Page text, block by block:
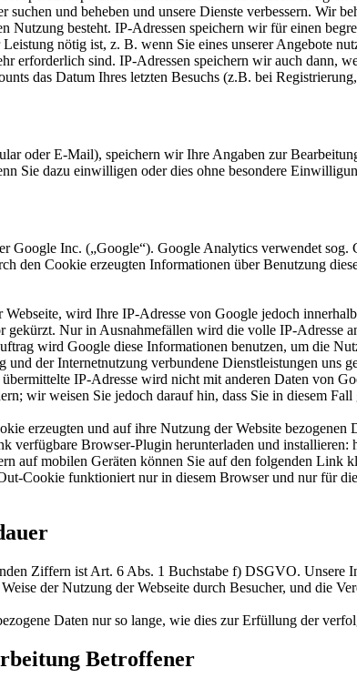
suchen und beheben und unsere Dienste verbessern. Wir
Nutzung besteht. IP-Adressen speichern wir für einen
nötig ist, z. B. wenn Sie eines unserer Angebote
erforderlich sind. IP-Adressen speichern wir auch dann,
das Datum Ihres letzten Besuchs (z.B. bei
oder E-Mail), speichern wir Ihre Angaben zur
Sie dazu einwilligen oder dies ohne besondere
Google Inc. („Google“). Google Analytics verwendet
den Cookie erzeugten Informationen über Benutzung
wird Ihre IP-Adresse von Google jedoch
gekürzt. Nur in Ausnahmefällen wird die volle IP-Adresse
wird Google diese Informationen benutzen, um die
der Internetnutzung verbundene Dienstleistungen uns
IP-Adresse wird nicht mit anderen Daten von
wir weisen Sie jedoch darauf hin, dass Sie in diesem
erzeugten und auf ihre Nutzung der Website
verfügbare Browser-Plugin herunterladen und installieren:
auf mobilen Geräten können Sie auf den folgenden Link
Cookie funktioniert nur in diesem Browser und nur für
Ziffern ist Art. 6 Abs. 1 Buchstabe f) DSGVO. Unsere
der Nutzung der Webseite durch Besucher, und die
Daten nur so lange, wie dies zur Erfüllung der
Betroffener